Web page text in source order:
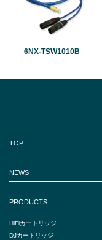
6NX-TSW1010B
TOP
NEWS
PRODUCTS
HiFiカートリッジ
DJカートリッジ